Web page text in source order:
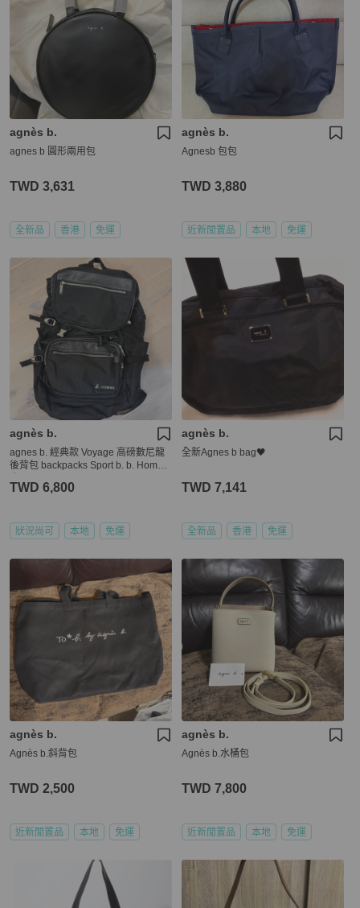
agnès b.
agnes b 圓形兩用包
TWD 3,631
全新品 香港 免運
agnès b.
Agnesb 包包
TWD 3,880
近新閒置品 本地 免運
agnès b.
agnes b. 經典款 Voyage 高磅數尼龍
後背包 backpacks Sport b. b. Homme
TWD 6,800
狀況尚可 本地 免運
agnès b.
全新Agnes b bag🖤
TWD 7,141
全新品 香港 免運
agnès b.
Agnès b.斜背包
TWD 2,500
近新閒置品 本地 免運
agnès b.
Agnès b.水桶包
TWD 7,800
近新閒置品 本地 免運